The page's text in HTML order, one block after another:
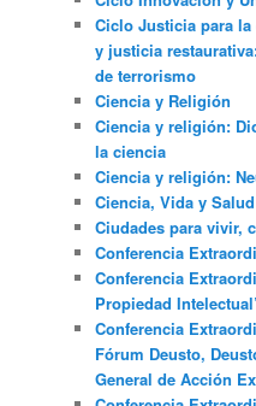
Ciclo Justicia para
y justicia
de terrorismo
Ciencia y Religión
Ciencia y religión:
la ciencia
Ciencia y religión:
Ciencia, Vida y Salud
Ciudades para vivir,
Conferencia
Conferencia
Propiedad
Conferencia
Fórum Deusto,
General de Acción